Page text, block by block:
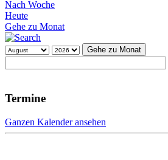
Nach Woche
Heute
Gehe zu Monat
Gehe zu Monat
Termine
Ganzen Kalender ansehen